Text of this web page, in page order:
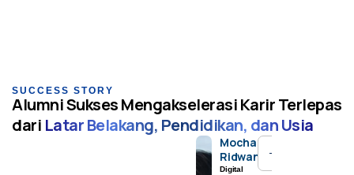
SUCCESS STORY
Alumni Sukses Mengakselerasi Karir Terlepas
dari Latar Belakang, Pendidikan, dan Usia
Mochammad
Ridwan
Digital